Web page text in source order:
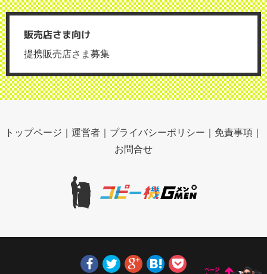
販売店さま向け
提携販売店さま募集
トップページ ｜ 運営者 ｜ プライバシーポリシー ｜ 免責事項 ｜
お問合せ